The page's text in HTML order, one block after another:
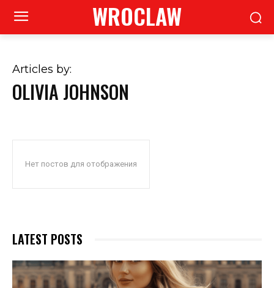
WROCLAW
Articles by:
OLIVIA JOHNSON
Нет постов для отображения
LATEST POSTS